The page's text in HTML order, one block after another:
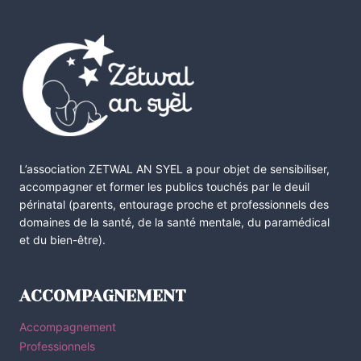
L’association ZETWAL AN SYEL a pour objet de sensibiliser,
accompagner et former les publics touchés par le deuil
périnatal (parents, entourage proche et professionnels des
domaines de la santé, de la santé mentale, du paramédical
et du bien-être).
ACCOMPAGNEMENT
Accompagnement
Professionnels